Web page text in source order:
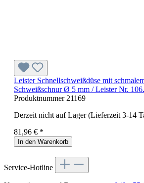
Leister Schnellschweißdüse mit
Schweißschnur Ø 5 mm / Leister Nr.
Produktnummer 21169
Derzeit nicht auf Lager (Lieferzeit 3-14
81,96 € *
In den Warenkorb
Service-Hotline